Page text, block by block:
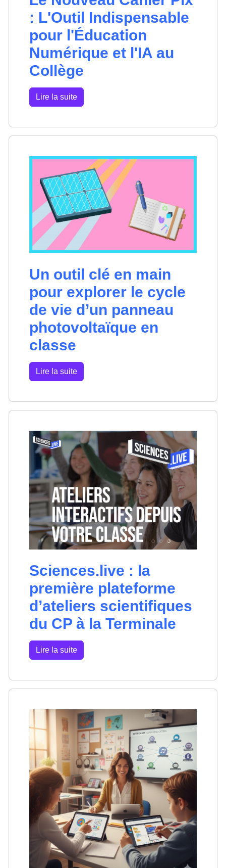
: L'Outil Indispensable
pour l'Éducation
Numérique et l'IA au
Collège
Lire la suite
Un outil clé en main
pour explorer le cycle
de vie d’un panneau
photovoltaïque en
classe
Lire la suite
Sciences.live : la
première plateforme
d’ateliers scientifiques
du CP à la Terminale
Lire la suite